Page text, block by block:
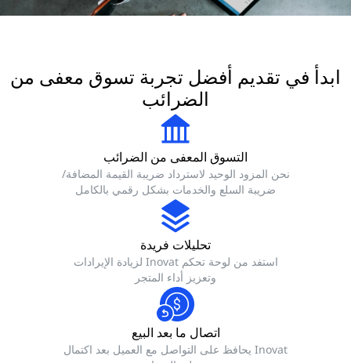
ابدأ في تقديم أفضل تجربة تسوق معفى من
الضرائب
التسوق المعفى من الضرائب
نحن المزود الوحيد لاسترداد ضريبة القيمة المضافة/
ضريبة السلع والخدمات بشكل رقمي بالكامل
تحليلات فريدة
استفد من لوحة تحكم Inovat لزيادة الإيرادات
وتعزيز أداء المتجر
اتصال ما بعد البيع
Inovat يحافظ على التواصل مع العميل بعد اكتمال